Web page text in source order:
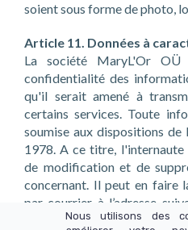
soient sous forme de photo,
Article 11. Données à
La société MaryL'Or OÜ
confidentialité des
qu'il serait amené à
certains services. Toute
soumise aux dispositions
1978. A ce titre,
de modification et de
concernant. Il peut en faire
par courrier à l’adresse
maakond, Lasnamäe
Nous utilisons des